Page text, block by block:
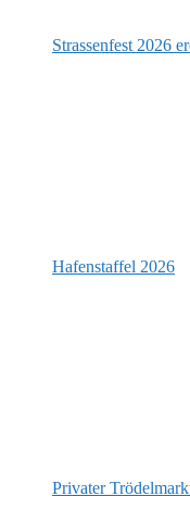
Strassenfest 2026
Hafenstaffel 2026
Privater